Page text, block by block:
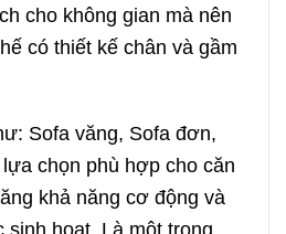
cho không gian mà nên
có thiết kế chân và gầm
Sofa văng, Sofa đơn,
chọn phù hợp cho căn
khả năng cơ động và